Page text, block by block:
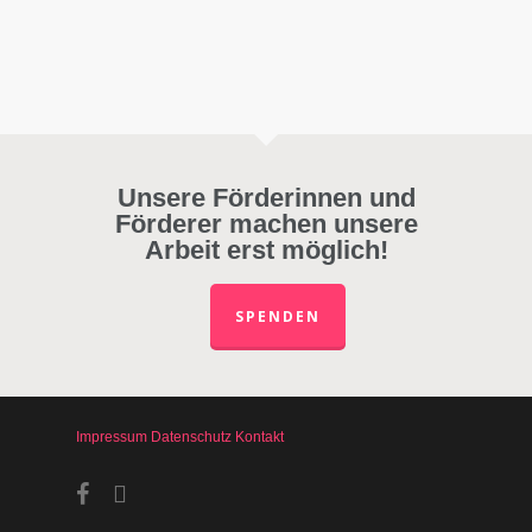
Unsere Förderinnen und
Förderer machen unsere
Arbeit erst möglich!
SPENDEN
Impressum Datenschutz Kontakt
facebookinstagram